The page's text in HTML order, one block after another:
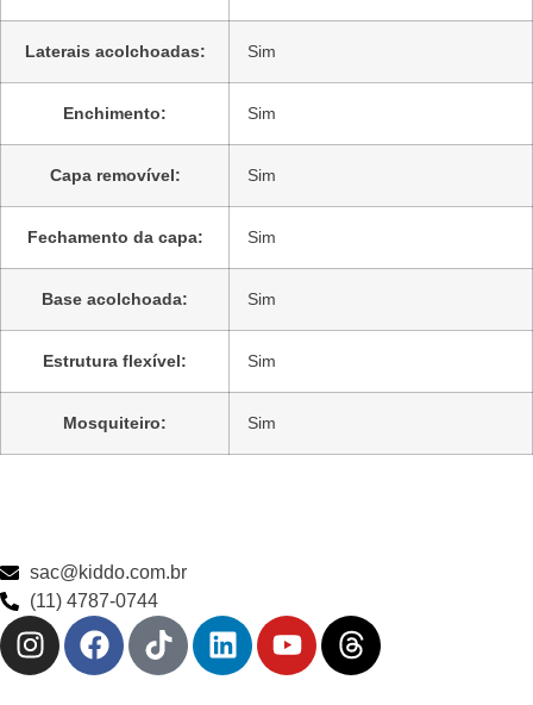
Laterais acolchoadas: Sim
Enchimento: Sim
Capa removível: Sim
Fechamento da capa: Sim
Base acolchoada: Sim
Estrutura flexível: Sim
Mosquiteiro: Sim
sac@kiddo.com.br
(11) 4787-0744